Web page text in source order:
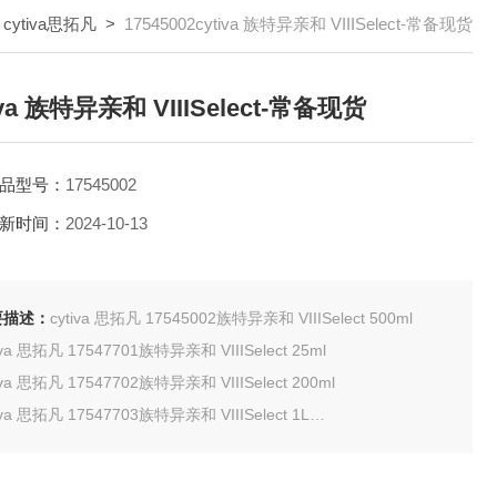
cytiva思拓凡 > 17545002cytiva 族特异亲和 VIIISelect-常备现货
族特异亲和 VIIISelect-常备现货
型号： 17545002
时间： 2024-10-13
述：
cytiva 思拓凡 17545002族特异亲和 VIIISelect 500ml
cytiva 思拓凡 17547701族特异亲和 VIIISelect 25ml
cytiva 思拓凡 17547702族特异亲和 VIIISelect 200ml
cytiva 思拓凡 17547703族特异亲和 VIIISelect 1L